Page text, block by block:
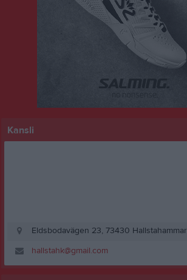
Kansli
Eldsbodavägen 23, 73430 Hallstahammar
hallstahk@gmail.com